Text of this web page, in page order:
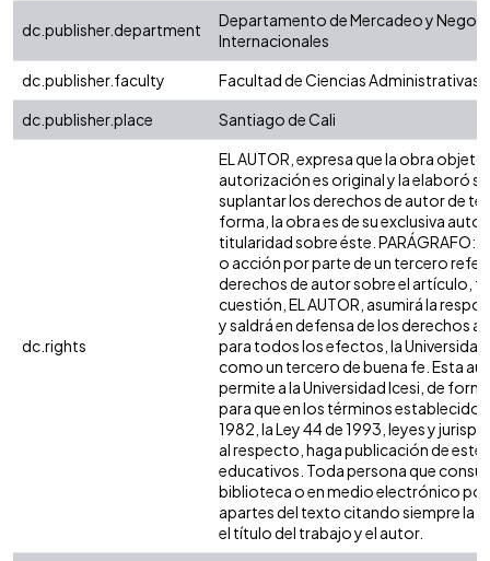
dc.publisher.department
Departamento de Mercadeo y
Internacionales
dc.publisher.faculty
Facultad de Ciencias Administrativas
dc.publisher.place
Santiago de Cali
dc.rights
EL AUTOR, expresa que la obra
autorización es original y la elaboró
suplantar los derechos de autor de
forma, la obra es de su exclusiva
titularidad sobre éste. PARÁGRAFO:
o acción por parte de un tercero
derechos de autor sobre el artículo,
cuestión, EL AUTOR, asumirá la
y saldrá en defensa de los derechos
para todos los efectos, la Universidad
como un tercero de buena fe. Esta
permite a la Universidad Icesi, de
para que en los términos establecidos
1982, la Ley 44 de 1993, leyes y
al respecto, haga publicación de este
educativos. Toda persona que
biblioteca o en medio electrónico
apartes del texto citando siempre la
el título del trabajo y el autor.